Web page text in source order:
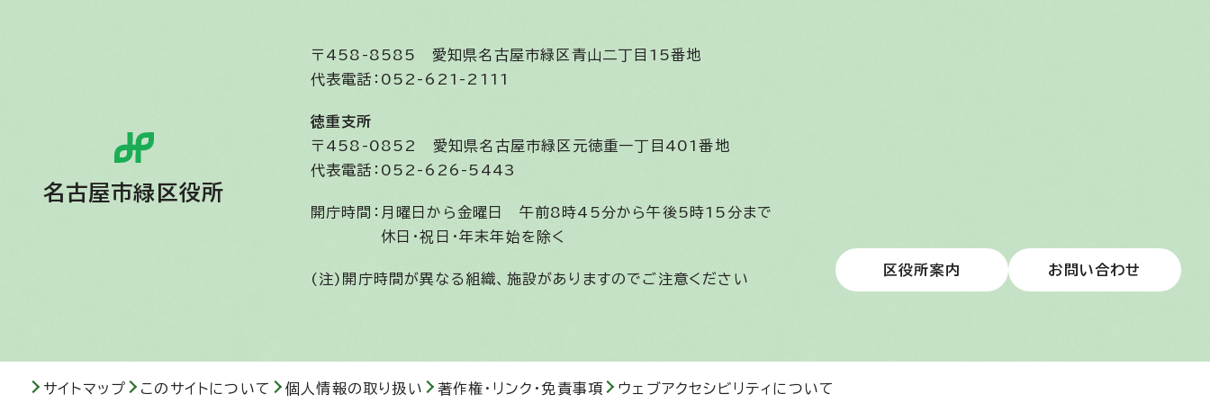
名古屋市緑区役所
〒458-8585 愛知県名古屋市緑区青山二丁目15番地
代表電話：052-621-2111
徳重支所
〒458-0852 愛知県名古屋市緑区元徳重一丁目401番地
代表電話：052-626-5443
開庁時間： 月曜日から金曜日 午前8時45分から午後5時15分まで
休日・祝日・年末年始を除く
(注)開庁時間が異なる組織、施設がありますのでご注意ください
区役所案内 お問い合わせ
サイトマップ このサイトについて 個人情報の取り扱い 著作権・リンク・免責事項 ウェブアクセシビリティについて